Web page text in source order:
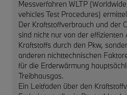
Messverfahren WLTP
vehicles Test Procedures)
Der Kraftstoffverbrauch und der
sind nicht nur von der effizienten
Kraftstoffs durch den Pkw,
anderen nichttechnischen
für die Erderwärmung
Treibhausgas.
Ein Leitfaden über den